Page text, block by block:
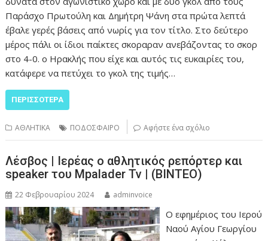
Παράσχο Πρωτούλη και Δημήτρη Ψάνη στα πρώτα λεπτά
έβαλε γερές βάσεις από νωρίς για τον τίτλο. Στο δεύτερο
μέρος πάλι οι ίδιοι παίκτες σκοραραν ανεβάζοντας το σκορ
στο 4-0. ο Ηρακλής που είχε και αυτός τις ευκαιρίες του,
κατάφερε να πετύχει το γκολ της τιμής…
ΠΕΡΙΣΣΌΤΕΡΑ
ΑΘΛΗΤΙΚΑ ΠΟΔΟΣΦΑΙΡΟ Αφήστε ένα σχόλιο
Λέσβος | Ιερέας ο αθλητικός ρεπόρτερ και
speaker του Mpalader Tv | (ΒΙΝΤΕΟ)
22 Φεβρουαρίου 2024 adminvoice
Ο εφημέριος του Ιερού
Ναού Αγίου Γεωργίου